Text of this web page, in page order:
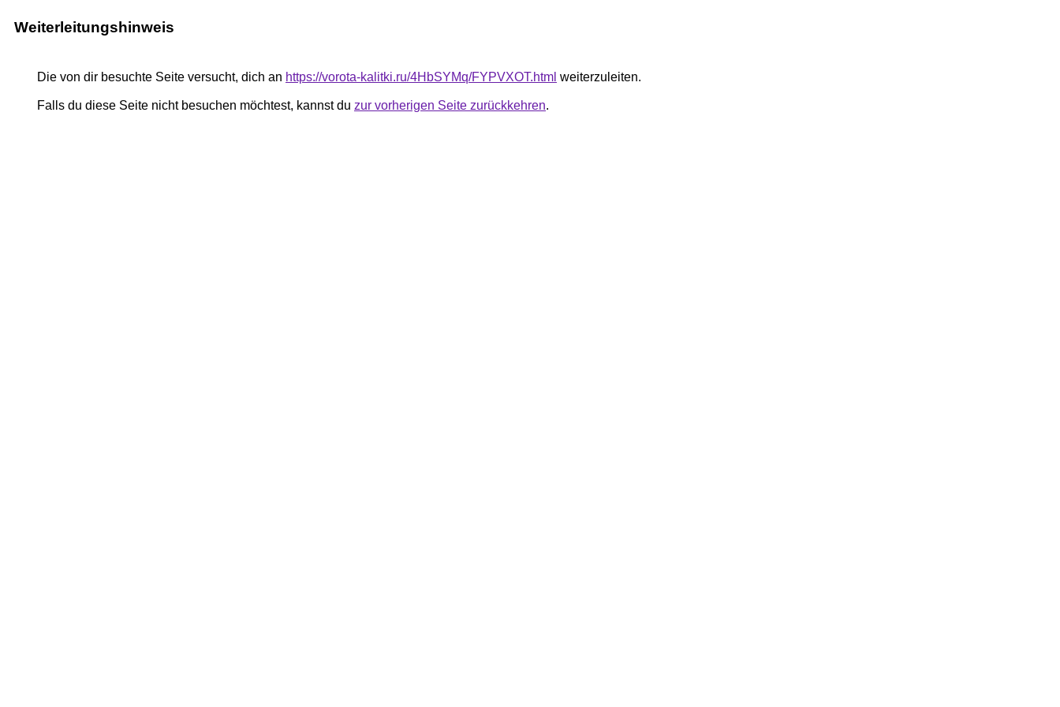
Weiterleitungshinweis
Die von dir besuchte Seite versucht, dich an https://vorota-kalitki.ru/4HbSYMq/FYPVXOT.html weiterzuleiten.
Falls du diese Seite nicht besuchen möchtest, kannst du zur vorherigen Seite zurückkehren.